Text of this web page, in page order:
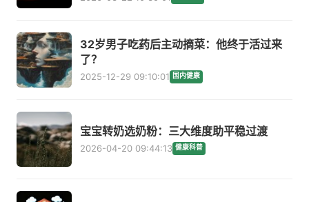
32岁男子吃药后主动摘菜：他终于活过来
了？
2025-12-29 09:10:01 国内健康
宝宝转奶选奶粉：三大维度助平稳过渡
2026-04-20 09:44:13 健康科普